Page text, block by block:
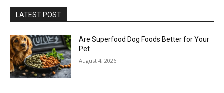
LATEST POST
Are Superfood Dog Foods Better for Your
Pet
August 4, 2026